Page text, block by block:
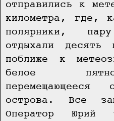
отправились к
километра, где,
полярники,
отдыхали десять
поближе к
белое
острова. Все
Оператор Юрий